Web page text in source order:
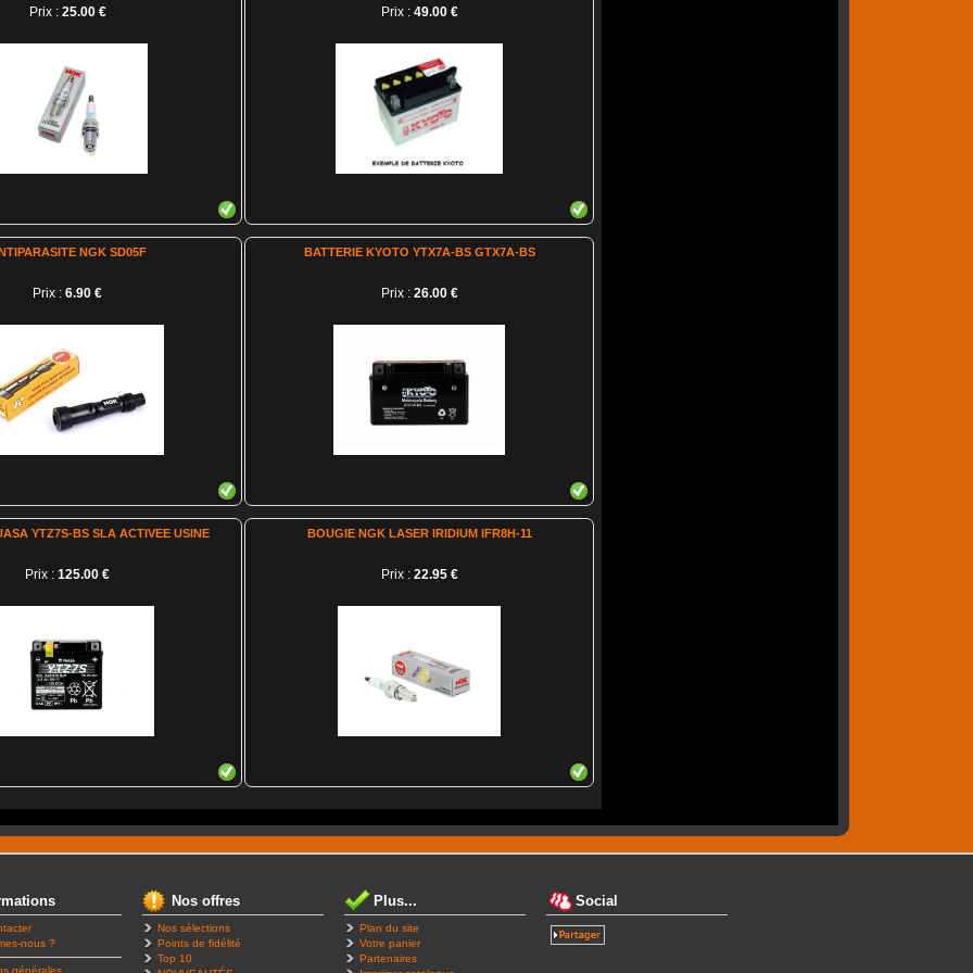
Prix : 25.00 € Prix : 49.00 €
NGK SD05F
Prix : 6.90 €
BATTERIE KYOTO YTX7A-BS GTX7A-BS
Prix : 26.00 €
YTZ7S-BS SLA ACTIVEE USINE
Prix : 125.00 €
BOUGIE NGK LASER IRIDIUM IFR8H-11
Prix : 22.95 €
nous ?
générales
Nos offres
Nos sélections
Points de fidélité
Top 10
Plus...
Plan du site
Votre panier
Partenaires
Social